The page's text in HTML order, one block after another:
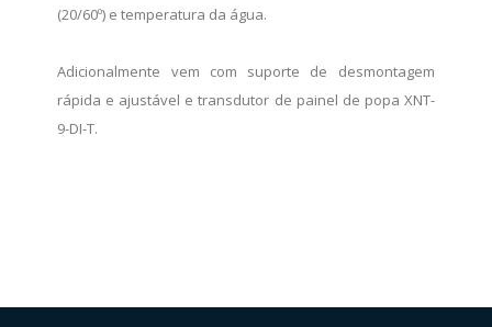
(20/60º) e temperatura da água.
Adicionalmente vem com suporte de desmontagem
rápida e ajustável e transdutor de painel de popa XNT-
9-DI-T.